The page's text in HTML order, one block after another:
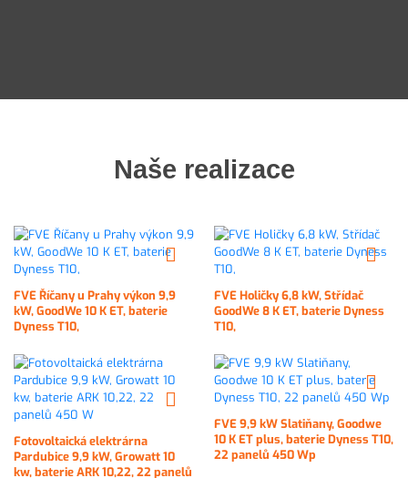
Naše realizace
FVE Říčany u Prahy výkon 9,9
kW, GoodWe 10 K ET, baterie
Dyness T10,
FVE Holičky 6,8 kW, Střídač
GoodWe 8 K ET, baterie Dyness
T10,
Fotovoltaická elektrárna
Pardubice 9,9 kW, Growatt 10
kw, baterie ARK 10,22, 22 panelů
FVE 9,9 kW Slatiňany, Goodwe
10 K ET plus, baterie Dyness T10,
22 panelů 450 Wp